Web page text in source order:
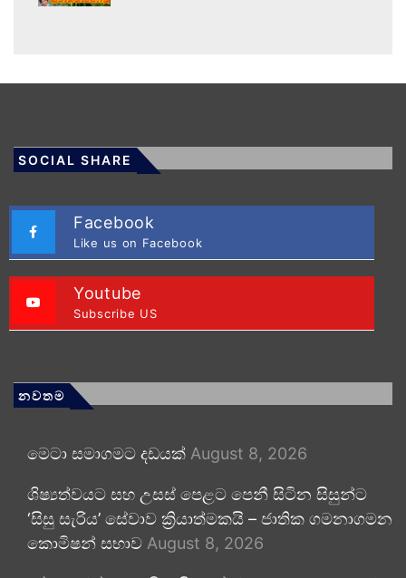
SOCIAL SHARE
Facebook
Like us on Facebook
Youtube
Subscribe US
නවතම
මෙටා සමාගමට දඩයක් August 8, 2026
ශිෂ්‍යත්වයට සහ උසස් පෙළට පෙනී සිටින සිසුන්ට
‘සිසු සැරිය’ සේවාව ක්‍රියාත්මකයි – ජාතික ගමනාගමන
කොමිෂන් සභාව August 8, 2026